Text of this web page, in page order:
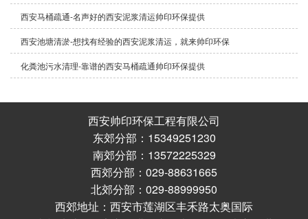
西安马桶疏通-名声好的西安泥浆清运帅印环保提供
西安池塘清淤-想找有经验的西安泥浆清运，就来帅印环保
化粪池污水清理-靠谱的西安马桶疏通帅印环保提供
西安帅印环保工程有限公司
东郊分部：15349251230
南郊分部：13572225329
西郊分部：029-88631665
北郊分部：029-88999950
西郊地址：西安市莲湖区丰禾路太奥国际